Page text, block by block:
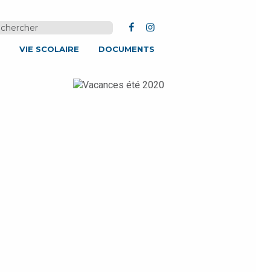
FACEBOOK
INSTAGRAM
VIE SCOLAIRE DOCUMENTS